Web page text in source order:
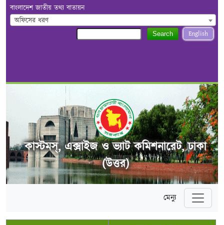
বাংলাদেশ জাতীয় তথ্য বাতায়ন
অফিসের ধরণ
English
Search
কাস্টমস্, এক্সাইজ ও ভ্যাট কমিশনারেট, ঢাকা
(উত্তর)
মেন্যু